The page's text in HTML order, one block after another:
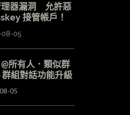
器漏洞 允許惡
接管帳戶！
08-05
所有人．類似群
組對話功能升級
05